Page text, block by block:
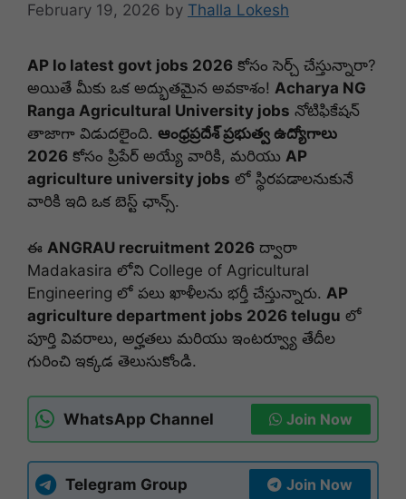
February 19, 2026 by Thalla Lokesh
AP lo latest govt jobs 2026 కోసం సెర్చ్ చేస్తున్నారా?
అయితే మీకు ఒక అద్భుతమైన అవకాశం! Acharya NG
Ranga Agricultural University jobs నోటిఫికేషన్
తాజాగా విడుదలైంది. ఆంధ్రప్రదేశ్ ప్రభుత్వ ఉద్యోగాలు
2026 కోసం ప్రిపేర్ అయ్యే వారికి, మరియు AP
agriculture university jobs లో స్థిరపడాలనుకునే
వారికి ఇది ఒక బెస్ట్ ఛాన్స్.
ఈ ANGRAU recruitment 2026 ద్వారా
Madakasira లోని College of Agricultural
Engineering లో పలు ఖాళీలను భర్తీ చేస్తున్నారు. AP
agriculture department jobs 2026 telugu లో
పూర్తి వివరాలు, అర్హతలు మరియు ఇంటర్వ్యూ తేదీల
గురించి ఇక్కడ తెలుసుకోండి.
WhatsApp Channel Join Now
Telegram Group Join Now